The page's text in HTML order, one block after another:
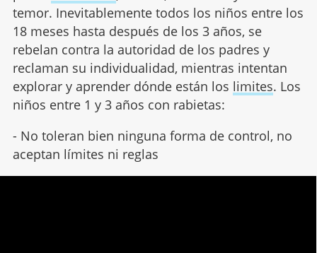
temor. Inevitablemente todos los niños entre los
18 meses hasta después de los 3 años, se
rebelan contra la autoridad de los padres y
reclaman su individualidad, mientras intentan
explorar y aprender dónde están los limites. Los
niños entre 1 y 3 años con rabietas:
- No toleran bien ninguna forma de control, no
aceptan límites ni reglas